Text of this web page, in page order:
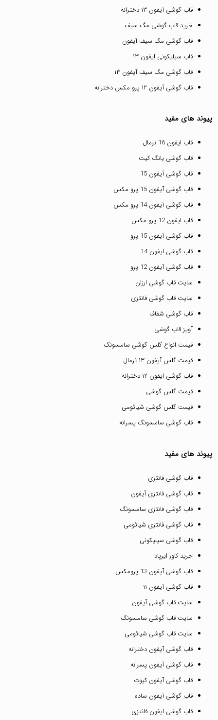
قاب گوشی آیفون ۱۳ دخترانه
خرید قاب گوشی مگ سیف
قاب گوشی مگ سیف آیفون
قاب سیلیکونی ایفون ۱۳
قاب گوشی مگ سیف آیفون ۱۳
قاب گوشی آیفون ۱۲ پرو مکس دخترانه
پیوند های مفید
قاب ایفون 16 نرمال
قاب گوشی یانگ کیت
قاب گوشی آیفون 15
قاب گوشی آیفون 15 پرو مکس
قاب گوشی آیفون 14 پرو مکس
قاب ایفون 12 پرو مکس
قاب گوشی آیفون 15 پرو
قاب گوشی ایفون 14
قاب گوشی آیفون 12 پرو
سایت قاب گوشی ارزان
سایت قاب گوشی فانتزی
قاب گوشی شفاف
آویز قاب گوشی
قیمت انواع گلس گوشی سامسونگ
قیمت گلس آیفون ۱۳ نرمال
قاب گوشی ایفون ۱۲ دخترانه
قیمت گلس گوشی
قیمت گلس گوشی شیائومی
قاب گوشی سامسونگ پسرانه
پیوند های مفید
قاب گوشی فانتزی
قاب گوشی فانتزی آیفون
قاب گوشی فانتزی سامسونگ
قاب گوشی فانتزی شیائومی
قاب گوشی سیلیکونی
خرید کاور ایرپاد
قاب گوشی آیفون 13 پرومکس
قاب گوشی آیفون ۱۱
سایت قاب گوشی آیفون
سایت قاب گوشی سامسونگ
سایت قاب گوشی شیائومی
قاب گوشی آیفون دخترانه
قاب گوشی آیفون پسرانه
قاب گوشی آیفون کیوت
قاب گوشی آیفون ساده
قاب گوشی ایفون فانتزی